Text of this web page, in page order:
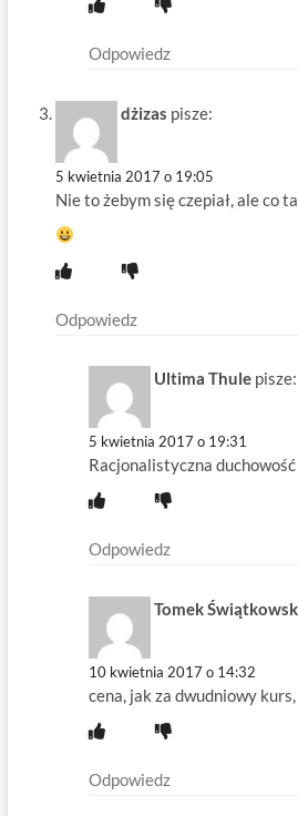
Odpowiedz
dżizas pisze:
5 kwietnia 2017 o 19:05
Nie to żebym się czepiał, ale co
Odpowiedz
Ultima Thule pisze:
5 kwietnia 2017 o 19:31
Racjonalistyczna
Odpowiedz
Tomek
10 kwietnia 2017 o 14:32
cena, jak za dwudniowy
Odpowiedz